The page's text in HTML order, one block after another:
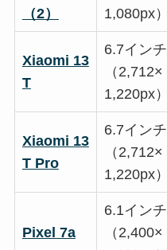
（2）
1,080px）
Xiaomi 13
T
6.7インチ
（2,712×
1,220px）
Xiaomi 13
T Pro
6.7インチ
（2,712×
1,220px）
Pixel 7a
6.1インチ
（2,400×